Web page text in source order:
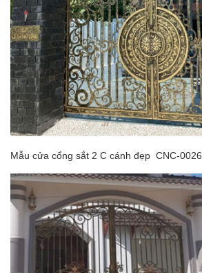
Mẫu cửa cổng sắt 2 C cánh đẹp CNC-0026